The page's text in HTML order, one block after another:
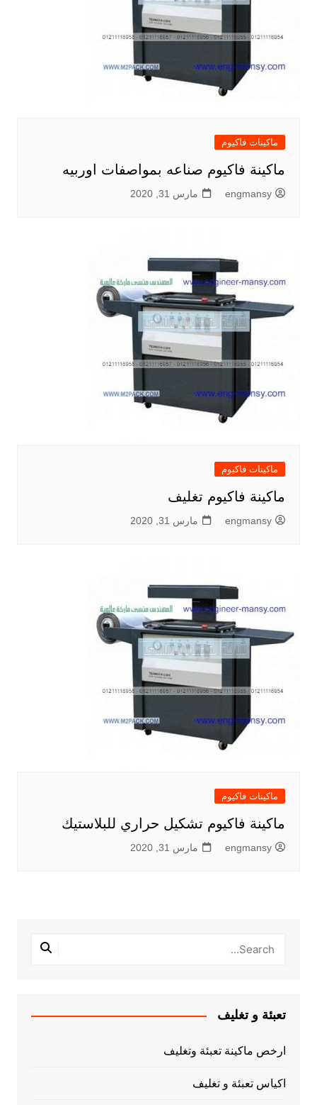
ماكينات فاكيوم
ماكينة فاكيوم صناعه بمواصفات اوربيه
engmansy مارس 31, 2020
ماكينات فاكيوم
ماكينة فاكيوم تغليف
engmansy مارس 31, 2020
ماكينات فاكيوم
ماكينة فاكيوم تشكيل حراري للبلاستيك
engmansy مارس 31, 2020
تعبئة و تغليف
ارخص ماكينة تعبئة وتغليف
اكياس تعبئة و تغليف